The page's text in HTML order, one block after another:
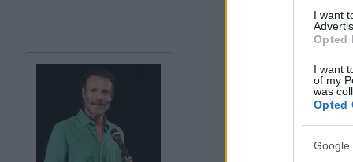
I want
Opted
I want
of my
was
Opted
Google